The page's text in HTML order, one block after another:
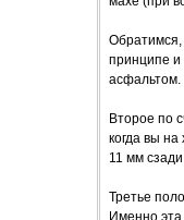
принципе и
асфальтом.
Второе по
когда вы
11 мм
Третье
Именно эта